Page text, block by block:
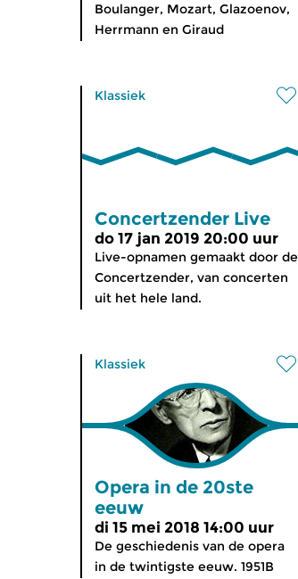
Boulanger, Mozart, Glazoenov,
Herrmann en Giraud
Klassiek
Concertzender Live
do 17 jan 2019 20:00 uur
Live-opnamen gemaakt door de
Concertzender, van concerten
uit het hele land.
Klassiek
Opera in de 20ste
eeuw
di 15 mei 2018 14:00 uur
De geschiedenis van de opera
in de twintigste eeuw. 1951B